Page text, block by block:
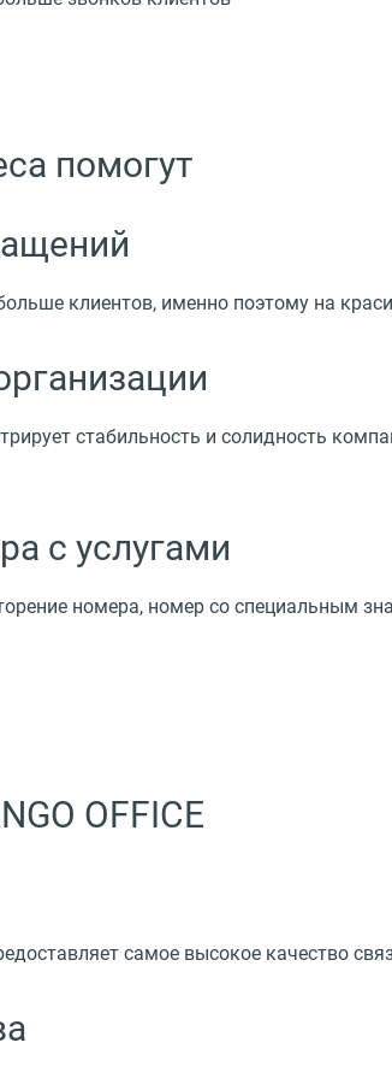
помогут
клиентов, именно поэтому на
стабильность и солидность
с услугами
номера, номер со специальным
OFFICE
самое высокое качество